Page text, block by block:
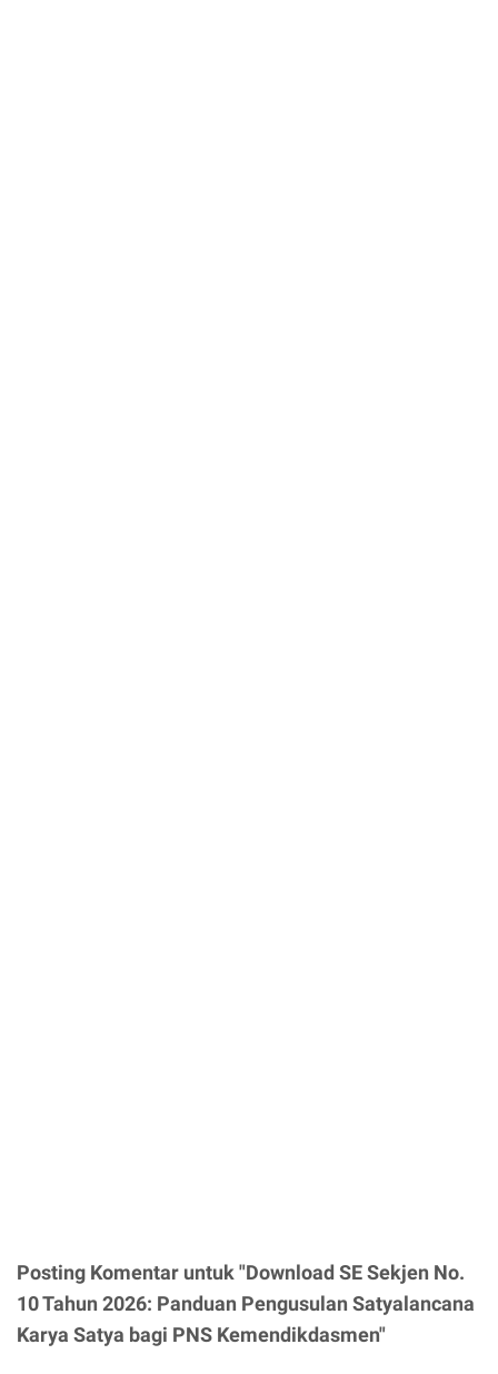
Posting Komentar untuk "Download SE Sekjen No.
10 Tahun 2026: Panduan Pengusulan Satyalancana
Karya Satya bagi PNS Kemendikdasmen"